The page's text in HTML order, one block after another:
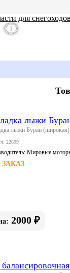
для снегоходов
i
лыжи
лыжи Буран
22699
Мировые
ЗАКАЗ
2000 ₽